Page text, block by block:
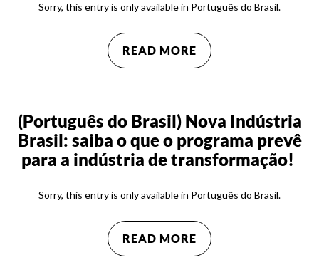
Sorry, this entry is only available in Português do Brasil.
READ MORE
(Português do Brasil) Nova Indústria
Brasil: saiba o que o programa prevê
para a indústria de transformação!
Sorry, this entry is only available in Português do Brasil.
READ MORE